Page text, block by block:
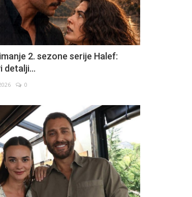
2. sezone serije Halef:
detalji...
0